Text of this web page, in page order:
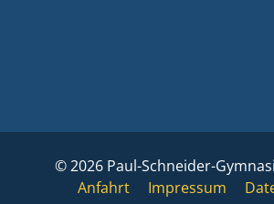
© 2026 Paul-Schneider-
Anfahrt
Impressum